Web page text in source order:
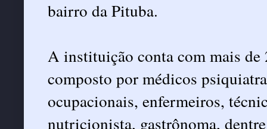
bairro da Pituba.
A instituição conta com mais
composto por médicos
ocupacionais, enfermeiros,
nutricionista, gastrônoma,